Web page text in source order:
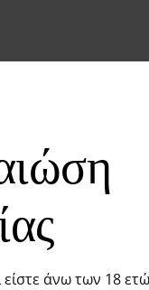
άνω των 18
και
με ένα κομψό